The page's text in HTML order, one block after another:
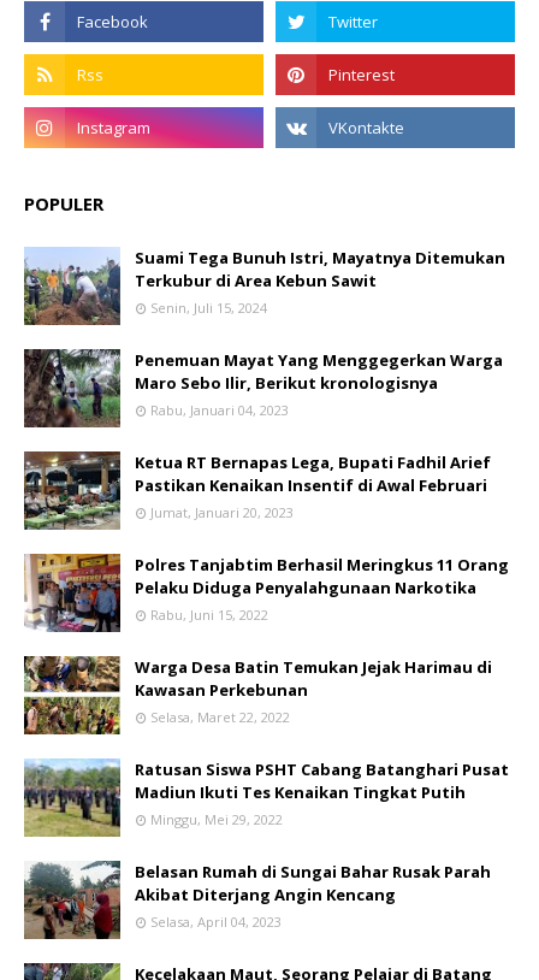
POPULER
Suami Tega Bunuh Istri, Mayatnya Ditemukan
Terkubur di Area Kebun Sawit
Senin, Juli 15, 2024
Penemuan Mayat Yang Menggegerkan Warga
Maro Sebo Ilir, Berikut kronologisnya
Rabu, Januari 04, 2023
Ketua RT Bernapas Lega, Bupati Fadhil Arief
Pastikan Kenaikan Insentif di Awal Februari
Jumat, Januari 20, 2023
Polres Tanjabtim Berhasil Meringkus 11 Orang
Pelaku Diduga Penyalahgunaan Narkotika
Rabu, Juni 15, 2022
Warga Desa Batin Temukan Jejak Harimau di
Kawasan Perkebunan
Selasa, Maret 22, 2022
Ratusan Siswa PSHT Cabang Batanghari Pusat
Madiun Ikuti Tes Kenaikan Tingkat Putih
Minggu, Mei 29, 2022
Belasan Rumah di Sungai Bahar Rusak Parah
Akibat Diterjang Angin Kencang
Selasa, April 04, 2023
Kecelakaan Maut, Seorang Pelajar di Batang